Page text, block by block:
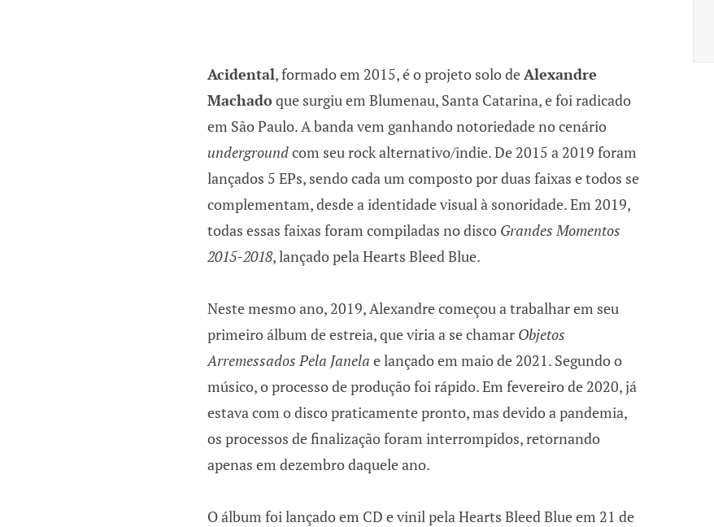
Acidental, formado em 2015, é o projeto solo deAlexandre
Machado que surgiu em Blumenau, Santa Catarina, e foi radicado
em São Paulo. A banda vem ganhando notoriedade no cenário
undergroundcom seu rock alternativo/indie. De 2015 a 2019 foram
lançados 5 EPs, sendo cada um composto por duas faixas e todos se
complementam, desde a identidade visual à sonoridade. Em 2019,
todas essas faixas foram compiladas no disco Grandes Momentos
2015-2018, lançado pela Hearts Bleed Blue.
Neste mesmo ano, 2019, Alexandre começou a trabalhar em seu
primeiro álbum de estreia, que viria a se chamar Objetos
Arremessados Pela Janela e lançado em maio de 2021. Segundo o
músico, o processo de produção foi rápido. Em fevereiro de 2020, já
estava com o disco praticamente pronto, mas devido a pandemia,
os processos de finalização foram interrompidos, retornando
apenas em dezembro daquele ano.
O álbum foi lançado em CD e vinil pela Hearts Bleed Blue em 21 de